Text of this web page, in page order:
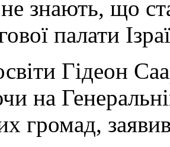
знають, що
палати
Гідеон
на
громад,